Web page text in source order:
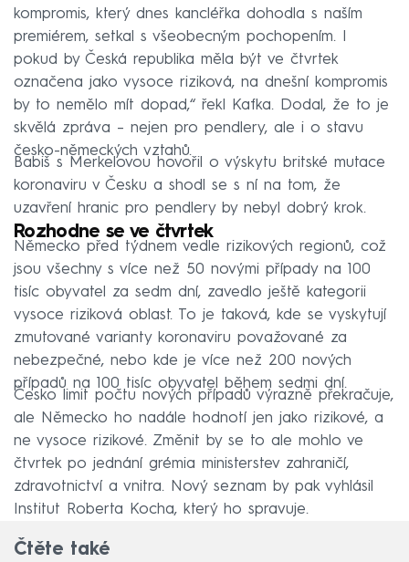
kompromis, který dnes kancléřka dohodla s naším
premiérem, setkal s všeobecným pochopením. I
pokud by Česká republika měla být ve čtvrtek
označena jako vysoce riziková, na dnešní kompromis
by to nemělo mít dopad,“ řekl Kafka. Dodal, že to je
skvělá zpráva – nejen pro pendlery, ale i o stavu
česko-německých vztahů.
Babiš s Merkelovou hovořil o výskytu britské mutace
koronaviru v Česku a shodl se s ní na tom, že
uzavření hranic pro pendlery by nebyl dobrý krok.
Rozhodne se ve čtvrtek
Německo před týdnem vedle rizikových regionů, což
jsou všechny s více než 50 novými případy na 100
tisíc obyvatel za sedm dní, zavedlo ještě kategorii
vysoce riziková oblast. To je taková, kde se vyskytují
zmutované varianty koronaviru považované za
nebezpečné, nebo kde je více než 200 nových
případů na 100 tisíc obyvatel během sedmi dní.
Česko limit počtu nových případů výrazně překračuje,
ale Německo ho nadále hodnotí jen jako rizikové, a
ne vysoce rizikové. Změnit by se to ale mohlo ve
čtvrtek po jednání grémia ministerstev zahraničí,
zdravotnictví a vnitra. Nový seznam by pak vyhlásil
Institut Roberta Kocha, který ho spravuje.
Čtěte také